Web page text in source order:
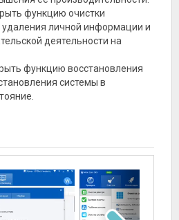
функцию очистки
удаления личной информации и
деятельности на
функцию восстановления
системы в